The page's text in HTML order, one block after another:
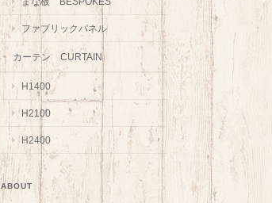
ファブリックパネル
カーテン CURTAIN
H1400
H2100
H2400
ABOUT